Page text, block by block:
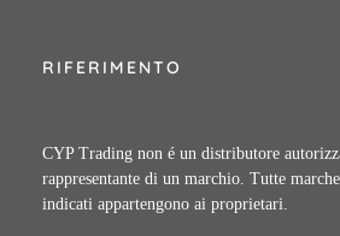
RIFERIMENTO
CYP Trading non é un distributore
rappresentante di un marchio. Tutte
indicati appartengono ai proprietari.